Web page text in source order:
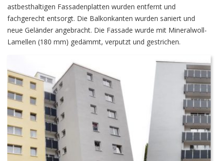
astbesthaltigen Fassadenplatten wurden entfernt und
fachgerecht entsorgt. Die Balkonkanten wurden saniert und
neue Geländer angebracht. Die Fassade wurde mit Mineralwoll-
Lamellen (180 mm) gedämmt, verputzt und gestrichen.